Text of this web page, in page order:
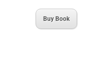
Buy Book